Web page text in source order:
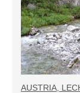
AUSTRIA,